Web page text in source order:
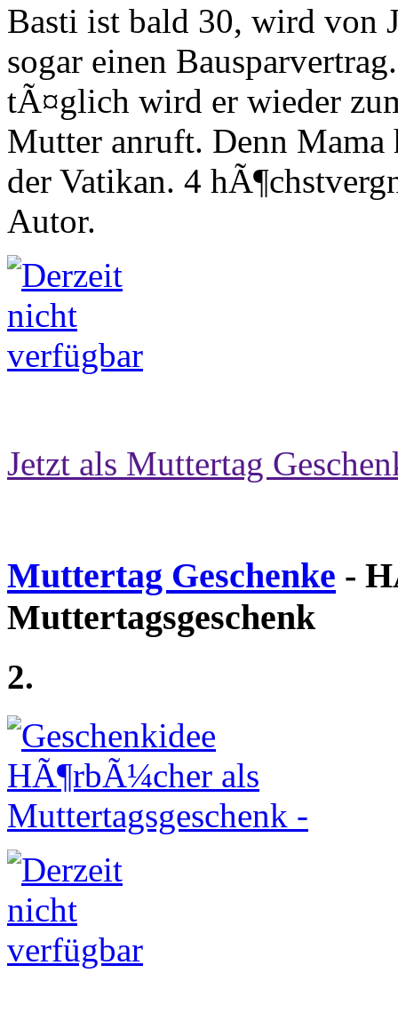
Basti ist bald 30, wird von
sogar einen
tÃ¤glich wird er wieder
Mutter anruft. Denn Mama
der Vatikan. 4
Autor.
Jetzt als Muttertag
Muttertag Geschenke -
Muttertagsgeschenk
2.